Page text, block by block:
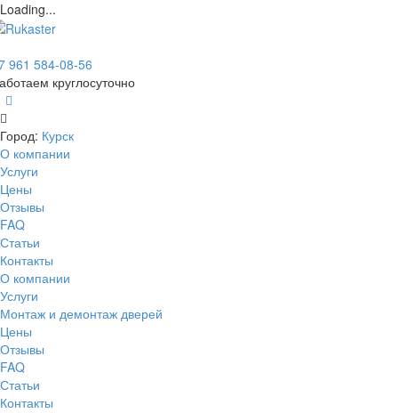
Loading...
961 584-08-56
круглосуточно
Город: Курск
О компании
Услуги
Цены
Отзывы
FAQ
Статьи
Контакты
О компании
Услуги
Монтаж и демонтаж дверей
Цены
Отзывы
FAQ
Статьи
Контакты